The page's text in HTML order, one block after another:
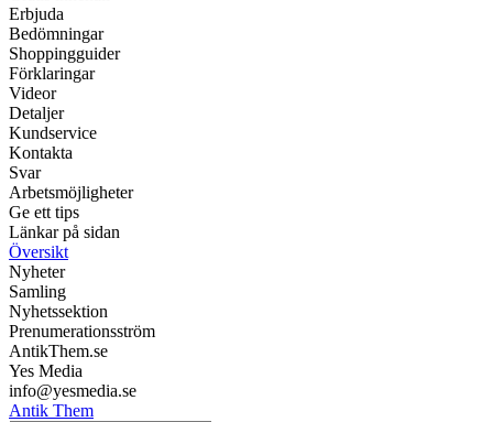
Erbjuda
Bedömningar
Shoppingguider
Förklaringar
Videor
Detaljer
Kundservice
Kontakta
Svar
Arbetsmöjligheter
Ge ett tips
Länkar på sidan
Översikt
Nyheter
Samling
Nyhetssektion
Prenumerationsström
AntikThem.se
Yes Media
info@yesmedia.se
Antik Them